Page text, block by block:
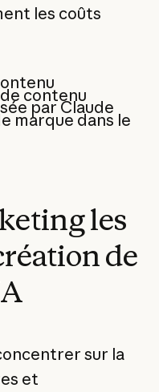
les coûts
contenu
par Claude
marque dans le
les
de
sur la
et